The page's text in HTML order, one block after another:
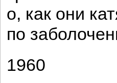
о, как они
по
1960